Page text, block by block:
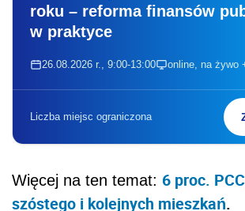
roku – reforma finansów
w praktyce
26.08.2026 r., 9:00-13:00 online, na żywo
Liczba miejsc ograniczona
Więcej na ten temat: 6 proc.
szóstego i kolejnych mieszkań.